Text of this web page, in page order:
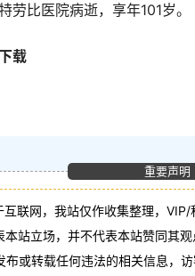
比医院病逝，享年101岁。
载
重要声明
联网，我站仅作收集整理，
站立场，并不代表本站赞同其观
或转载任何违法的相关信息，访